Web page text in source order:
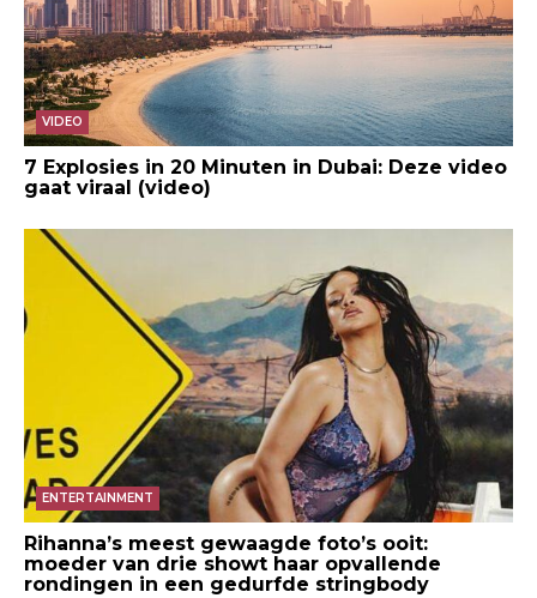
VIDEO
7 Explosies in 20 Minuten in Dubai: Deze video
gaat viraal (video)
ENTERTAINMENT
Rihanna’s meest gewaagde foto’s ooit:
moeder van drie showt haar opvallende
rondingen in een gedurfde stringbody